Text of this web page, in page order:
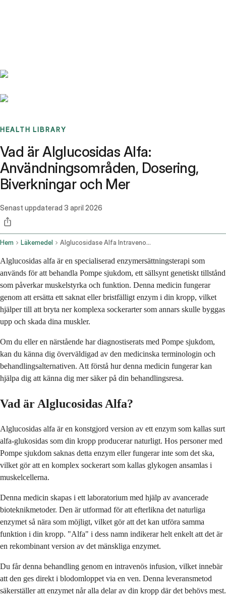
HEALTH LIBRARY
Vad är Alglucosidas Alfa:
Användningsområden, Dosering,
Biverkningar och Mer
Senast uppdaterad 3 april 2026
Hem Läkemedel Alglucosidase Alfa Intravenous Route
Alglucosidas alfa är en specialiserad enzymersättningsterapi som
används för att behandla Pompe sjukdom, ett sällsynt genetiskt tillstånd
som påverkar muskelstyrka och funktion. Denna medicin fungerar
genom att ersätta ett saknat eller bristfälligt enzym i din kropp, vilket
hjälper till att bryta ner komplexa sockerarter som annars skulle byggas
upp och skada dina muskler.
Om du eller en närstående har diagnostiserats med Pompe sjukdom,
kan du känna dig överväldigad av den medicinska terminologin och
behandlingsalternativen. Att förstå hur denna medicin fungerar kan
hjälpa dig att känna dig mer säker på din behandlingsresa.
Vad är Alglucosidas Alfa?
Alglucosidas alfa är en konstgjord version av ett enzym som kallas surt
alfa-glukosidas som din kropp producerar naturligt. Hos personer med
Pompe sjukdom saknas detta enzym eller fungerar inte som det ska,
vilket gör att en komplex sockerart som kallas glykogen ansamlas i
muskelcellerna.
Denna medicin skapas i ett laboratorium med hjälp av avancerade
bioteknikmetoder. Den är utformad för att efterlikna det naturliga
enzymet så nära som möjligt, vilket gör att det kan utföra samma
funktion i din kropp. "Alfa" i dess namn indikerar helt enkelt att det är
en rekombinant version av det mänskliga enzymet.
Du får denna behandling genom en intravenös infusion, vilket innebär
att den ges direkt i blodomloppet via en ven. Denna leveransmetod
säkerställer att enzymet når alla delar av din kropp där det behövs mest.